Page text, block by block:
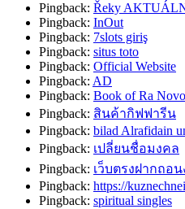
Pingback: Řeky
Pingback: InOut
Pingback: 7slots giriş
Pingback: situs toto
Pingback: Official Website
Pingback: AD
Pingback: Book of Ra
Pingback: สินค้ากิฟฟารีน
Pingback: bilad Alrafidain
Pingback: เปลี่ยนชื่อมงคล
Pingback: เว็บตรงฝากถอน
Pingback: https://
Pingback: spiritual singles